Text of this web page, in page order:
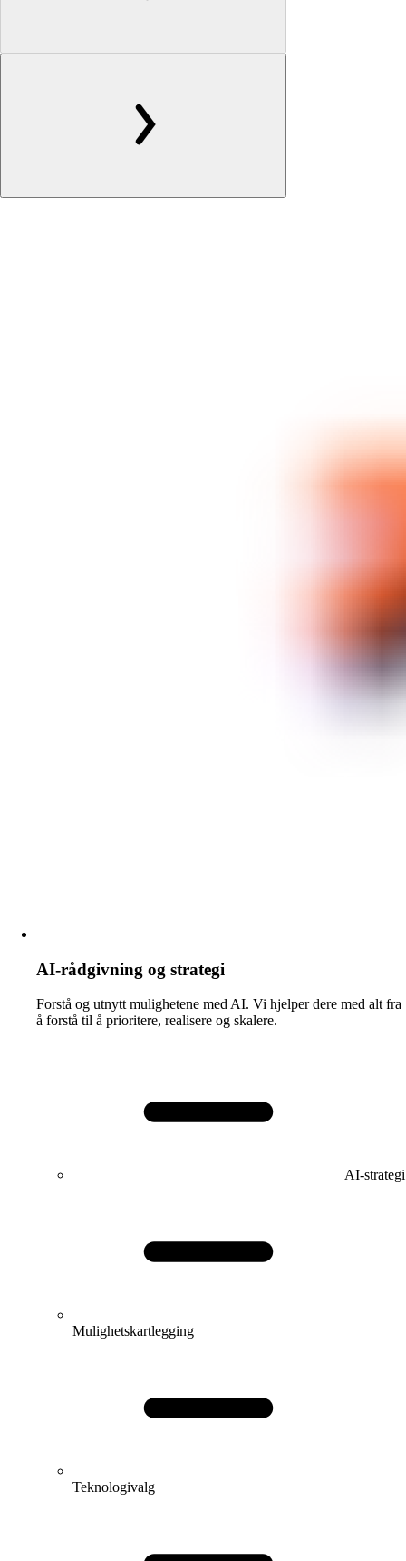
AI-rådgivning og strategi​​​​‌ ‍ ​‍​‍‌‍ ‌ ​‍‌‍‍‌‌‍‌ ‌‍‍‌‌‍ ‍​‍​‍​ ‍‍​‍​‍‌ ​ ‌‍​‌‌‍ ‍‌‍‍‌‌ ‌​‌ ‍‌​‍ ‍‌‍‍‌‌‍ ​‍​‍​‍ ​​‍​‍‌‍‍​‌ ​‍‌‍‌‌‌‍‌‍​‍​‍​ ‍‍​‍​‍‌‍‍​‌ ‌​‌ ‌​‌ ​​‌ ​ ​ ‍‍​‍ ​‍ ‌ ​ ‌ ‌​‌ ‌‌‌‍‌​‌‍‍‌‌‍ ​‍ ‍‌‍‌‍‌ ​‍‌‍‌‌‌‍ ‍‌‍‌​​‍ ‍‌‍ ‍‌‍ ​‍ ‌‍‍‌‌‍ ‍‌ ‌​‌‍‌‌‌‍ ‍‌ ‌​​‍ ‌‍‌‌‌‍‌​‌‍‍‌‌ ‌​​‍ ‌‍ ‌‌‍ ‌‍‌​‌‍‌‌​ ‌‌ ​​‌ ​‍‌‍‌‌‌ ​ ‌‍‌‌‌‍ ‍‌ ‌​‌‍​‌‌ ‌​‌‍‍‌‌‍ ‌‍ ‍​ ‍ ‌‍‍‌‌‍‌​​ ‌​ ‌​​ ​​‌‍‌‌​ ‌‍​ ‌​‌‍​ ​ ‌‍‌‍‌‍​‍ ‌​ ‌​‌‍‌‍‌‍​ ​ ‌‌​‍ ‌​ ‌​‌‍​‍‌‍‌​‌‍​ ​‍ ‌‌‍​‍​ ​ ‌‍‌​​ ​‍​‍ ‌‌‍​‌​ ​ ​ ‍​​ ​‍‌‍​‌‌‍‌‍​ ‌‌​ ​​‌‍​‍‌‍‌‌​ ​​​ ‌​​ ‍ ‌ ‌​‌ ‍‌‌ ​​‌‍‌‌​ ‌‌ ​ ‌ ‌‌‌‍​‍‌‌​ ‌‍‌‌‌ ​‍‌ ‌‍‌‍‍‌‌‍​ ‌‍‌‌​ ‍ ‌ ​​‌‍​‌‌ ‌​‌‍‍​​ ‌‌ ‌​‌‍‍‌‌ ‌​‌‍ ​‌‍‌‌​‍‌‌​ ‌‌‌​​‍‌‌ ‌‍‍ ‌‍‌‌‌ ‍‌​‍‌‌​ ​ ‌​‌​​‍‌‌​ ​ ‌​‌​​‍‌‌​ ​‍​ ​‍‌‍ ‍‌‍ ​‍‌‌​ ​‍​ ​‍​‍‌‌​ ‌‌‌​‌​​‍ ‍‌ ‌‍‌‍​‌‌‍ ​‌ ‌‌‌‍‌‌​ ‌‍​‍‌‍​‌‌ ​ ‌‍‌‌‌‌‌‌‌ ​‍‌‍ ​​ ‌‌‍‍​‌ ‌​‌ ‌​‌ ​​‌ ​ ​‍‌‌​ ​ ‌​​‌​‍‌‌​ ​‍‌​‌‍​‍‌‌​ ​‍‌​‌‍‌ ​ ‌ ‌​‌ ‌‌‌‍‌​‌‍‍‌‌‍ ​‍ ‍‌‍‌‍‌ ​‍‌‍‌‌‌‍ ‍‌‍‌​​‍ ‍‌‍ ‍‌‍ ​‍‌‍‌‍‍‌‌‍‌​​ ‌​ ‌​​ ​​‌‍‌‌​ ‌‍​ ‌​‌‍​ ​ ‌‍‌‍‌‍​‍ ‌​ ‌​‌‍‌‍‌‍​ ​ ‌‌​‍ ‌​ ‌​‌‍​‍‌‍‌​‌‍​ ​‍ ‌‌‍​‍​ ​ ‌‍‌​​ ​‍​‍ ‌‌‍​‌​ ​ ​ ‍​​ ​‍‌‍​‌‌‍‌‍​ ‌‌​ ​​‌‍​‍‌‍‌‌​ ​​​ ‌​​‍‌‍‌ ‌​‌ ‍‌‌ ​​‌‍‌‌​ ‌‌ ​ ‌ ‌‌‌‍​‍‌‌​ ‌‍‌‌‌ ​‍‌ ‌‍‌‍‍‌‌‍​ ‌‍‌‌​‍‌‍‌ ​​‌‍​‌‌ ‌​‌‍‍​​ ‌‌ ‌​‌‍‍‌‌ ‌​‌‍ ​‌‍‌‌​‍‌‌​ ‌‌‌​​‍‌‌ ‌‍‍ ‌‍‌‌‌ ‍‌​‍‌‌​ ​ ‌​‌​​‍‌‌​ ​ ‌​‌​​‍‌‌​ ​‍​ ​‍‌‍ ‍‌‍ ​‍‌‌​ ​‍​ ​‍​‍‌‌​ ‌‌‌​‌​​‍ ‍‌ ‌‍‌‍​‌‌‍ ​‌ ‌‌‌‍‌‌​‍‌‍‌ ​​‌‍‌‌‌ ​‍‌ ​ ‌ ​​‌‍‌‌‌‍​ ‌ ‌​‌‍‍‌‌ ‌‍‌‍‌‌​ ‌‌ ​​‌ ‌‌‌‍​‍‌‍ ​‌‍‍‌‌ ​ ‌‍‍​‌‍‌‌‌‍‌​​‍​‍‌ ‌
Forstå og utnytt mulighetene med AI. Vi hjelper dere med alt fra
å forstå til å prioritere, realisere og skalere.
AI-strategi
Mulighetskartlegging
Teknologivalg